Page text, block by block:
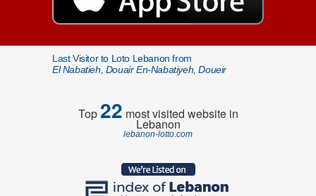
Last Visitor to Loto Lebanon from
El Nabatieh, Douair En-Nabatiyeh, Doueir
Top22 most visited website in
Lebanon
lebanon-lotto.com